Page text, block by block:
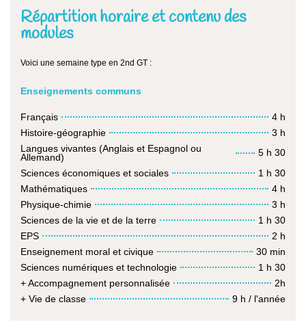
Répartition horaire et contenu des
modules
Voici une semaine type en 2nd GT :
Enseignements communs
Français
4 h
Histoire-géographie
3 h
Langues vivantes (Anglais et Espagnol ou
Allemand)
5 h 30
Sciences économiques et sociales
1 h 30
Mathématiques
4 h
Physique-chimie
3 h
Sciences de la vie et de la terre
1 h 30
EPS
2 h
Enseignement moral et civique
30 min
Sciences numériques et technologie
1 h 30
+ Accompagnement personnalisée
2h
+ Vie de classe
9 h / l'année